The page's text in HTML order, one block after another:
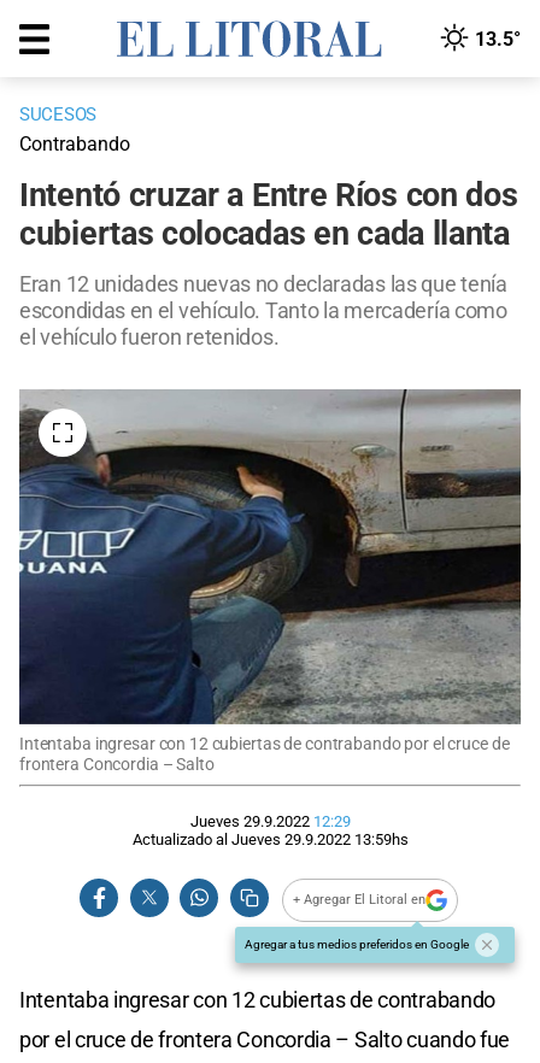
13.5°
SUCESOS
Contrabando
Intentó cruzar a Entre Ríos con dos
cubiertas colocadas en cada llanta
Eran 12 unidades nuevas no declaradas las que tenía
escondidas en el vehículo. Tanto la mercadería como
el vehículo fueron retenidos.
Intentaba ingresar con 12 cubiertas de contrabando por el cruce de
frontera Concordia – Salto
Jueves 29.9.2022 12:29
Actualizado al Jueves 29.9.2022 13:59hs
+ Agregar El Litoral en
Agregar a tus medios preferidos en Google
Intentaba ingresar con 12 cubiertas de contrabando
por el cruce de frontera Concordia – Salto cuando fue